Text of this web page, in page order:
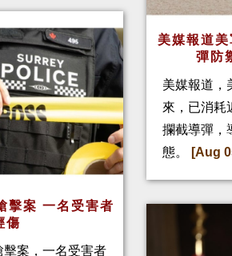
擊案 一名受害者
傷
案，一名受害者
美媒報道
彈防
美媒報道，
來，已消耗
攔截導彈，
態。
[Aug